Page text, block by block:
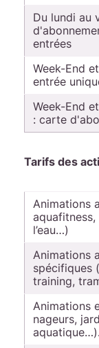
Du lundi au
Week-End
entrée
Week-End
: carte
Tarifs des
Animations
l’eau…)
Animations
spécifiques
training,
Animations
nageurs,
aquatique…).